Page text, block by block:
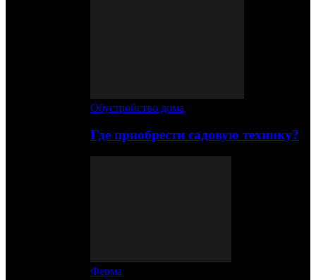
Обустройство дома
Где приобрести садовую технику?
Ферма